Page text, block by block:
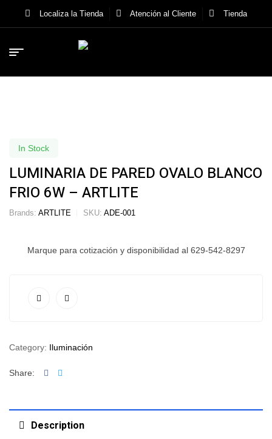
Localiza la Tienda Atención al Cliente Tienda
In Stock
LUMINARIA DE PARED OVALO BLANCO
FRIO 6W – ARTLITE
Brands: ARTLITE SKU: ADE-001
Marque para cotización y disponibilidad al 629-542-8297
Category: Iluminación
Share: Facebook
Description